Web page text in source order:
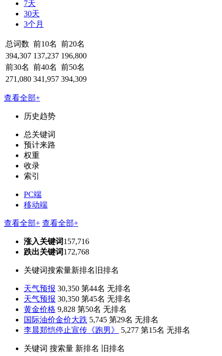
7天
30天
3个月
总词数 前10名 前20名
394,307 137,237 196,800
前30名 前40名 前50名
271,080 341,957 394,309
查看全部+
历史趋势
总关键词
预计来路
权重
收录
索引
PC端
移动端
查看全部+ 查看全部+
涨入关键词157,716
跌出关键词172,768
关键词搜索量新排名 旧排名
天气预报 30,350 第44名 无排名
天气预报 30,350 第45名 无排名
黄金价格 9,828 第50名 无排名
国际油价金价大跌 5,745 第29名 无排名
李晨郑恺停止宣传《跑男》
5,277 第15名 无排名
关键词 搜索量 新排名 旧排名